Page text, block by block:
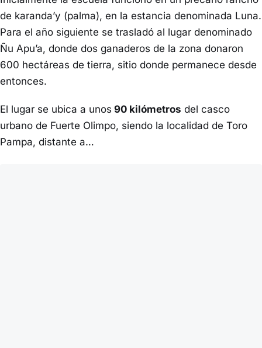
de karanda’y (palma), en la estancia denominada Luna.
Para el año siguiente se trasladó al lugar denominado
Ñu Apu’a, donde dos ganaderos de la zona donaron
600 hectáreas de tierra, sitio donde permanece desde
entonces.
El lugar se ubica a unos 90 kilómetros del casco
urbano de Fuerte Olimpo, siendo la localidad de Toro
Pampa, distante a…